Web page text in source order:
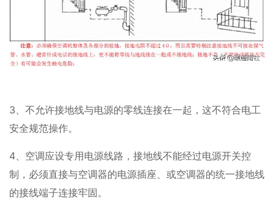
3、不允许接地线与电源的零线连接在一起，这不符合电工
安全规范操作。
4、空调应设专用电源线路，接地线不能经过电源开关控
制，必须直接与空调器的电源插座、或空调器的统一接地线
的接线端子连接牢固。